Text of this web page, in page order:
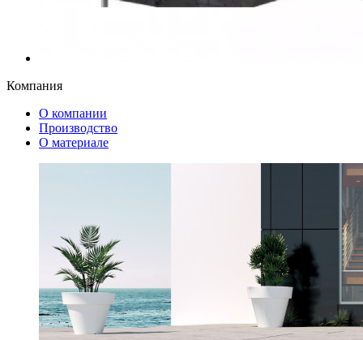
Компания
О компании
Производство
О материале